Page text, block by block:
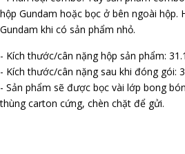
hộp Gundam hoặc bọc ở bên ngoài hộp.
Gundam khi có sản phẩm nhỏ.
- Kích thước/cân nặng hộp sản phẩm:
- Kích thước/cân nặng sau khi đóng gói:
- Sản phẩm sẽ được bọc vài lớp bong
thùng carton cứng, chèn chặt để gửi.